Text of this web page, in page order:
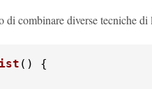
di combinare diverse tecniche
(